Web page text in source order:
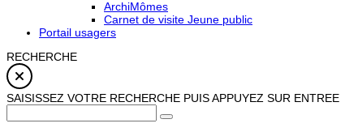
ArchiMômes
Carnet de visite Jeune public
Portail usagers
RECHERCHE
SAISISSEZ VOTRE RECHERCHE PUIS APPUYEZ SUR ENTREE